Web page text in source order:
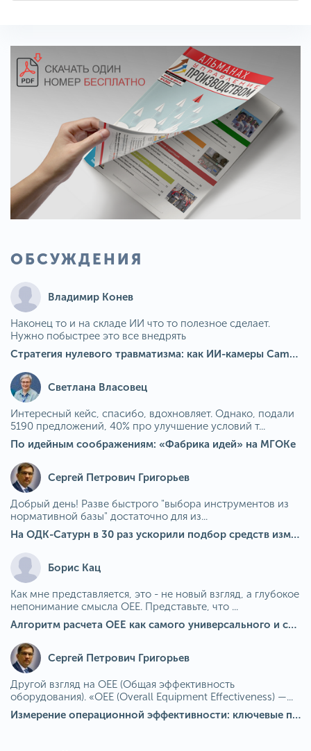
ОБСУЖДЕНИЯ
Владимир Конев
Наконец то и на складе ИИ что то полезное сделает.
Нужно побыстрее это все внедрять
Стратегия нулевого травматизма: как ИИ-камеры Camkord снижают риск наезда на пешехода при работе на погрузчике
Светлана Власовец
Интересный кейс, спасибо, вдохновляет. Однако, подали
5190 предложений, 40% про улучшение условий т...
По идейным соображениям: «Фабрика идей» на МГОКе
Сергей Петрович Григорьев
Добрый день! Разве быстрого "выбора инструментов из
нормативной базы" достаточно для из...
На ОДК-Сатурн в 30 раз ускорили подбор средств измерения для контроля качества продукции
Борис Кац
Как мне представляется, это - не новый взгляд, а глубокое
непонимание смысла OEE. Представьте, что ...
Алгоритм расчета ОЕЕ как самого универсального и современного показателя эффективности оборудования в мире
Сергей Петрович Григорьев
Другой взгляд на OEE (Общая эффективность
оборудования). «OEE (Overall Equipment Effectiveness) —...
Измерение операционной эффективности: ключевые показатели для непрерывного совершенствования